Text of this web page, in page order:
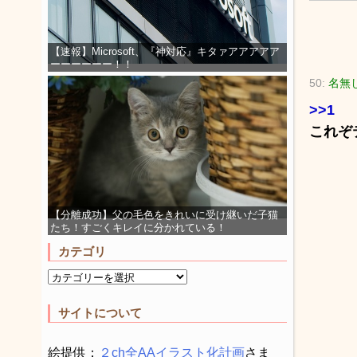
【速報】Microsoft、『神対応』キタァアアアアア
ーーーーーー！！
【分離成功】父の毛色をきれいに受け継いだ子猫
たち！すごくキレイに分かれている！
カテゴリ
サイトについて
絵提供： ２ch全AAイラスト化計画さま
50: 名無
>>1
これぞ